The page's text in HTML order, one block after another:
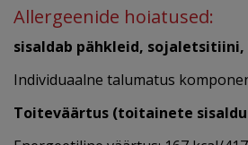
Allergeenide hoiatused:
sisaldab pähkleid,
Individuaalne talumatus
Toiteväärtus (toitainete